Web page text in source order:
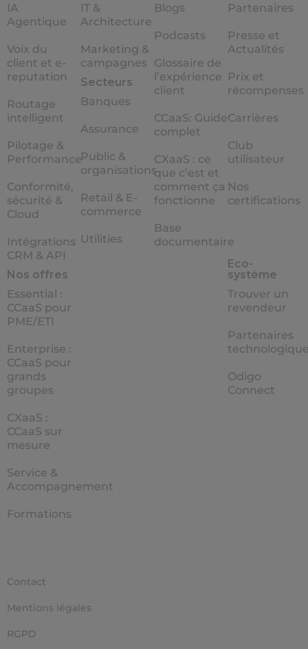
IA
Agentique
Voix du
client et e-
reputation
Routage
intelligent
Pilotage &
Performance
Conformité,
sécurité &
Cloud
Intégrations
CRM & API
Nos offres
Essential :
CCaaS pour
PME/ETI
Enterprise :
CCaaS pour
grands
groupes
CXaaS :
CCaaS sur
mesure
Service &
Accompagnement
Formations
IT &
Architecture
Marketing &
campagnes
Secteurs
Banques
Assurance
Public &
organisations
Retail & E-
commerce
Utilities
Blogs
Podcasts
Glossaire de
l’expérience
client
CCaaS: Guide
complet
CXaaS : ce
que c’est et
comment ça
fonctionne
Base
documentaire
Partenaires
Presse et
Actualités
Prix et
récompenses
Carrières
Club
utilisateur
Nos
certifications
Eco-
système
Trouver un
revendeur
Partenaires
Odigo
Connect
Contact
Mentions légales
RGPD